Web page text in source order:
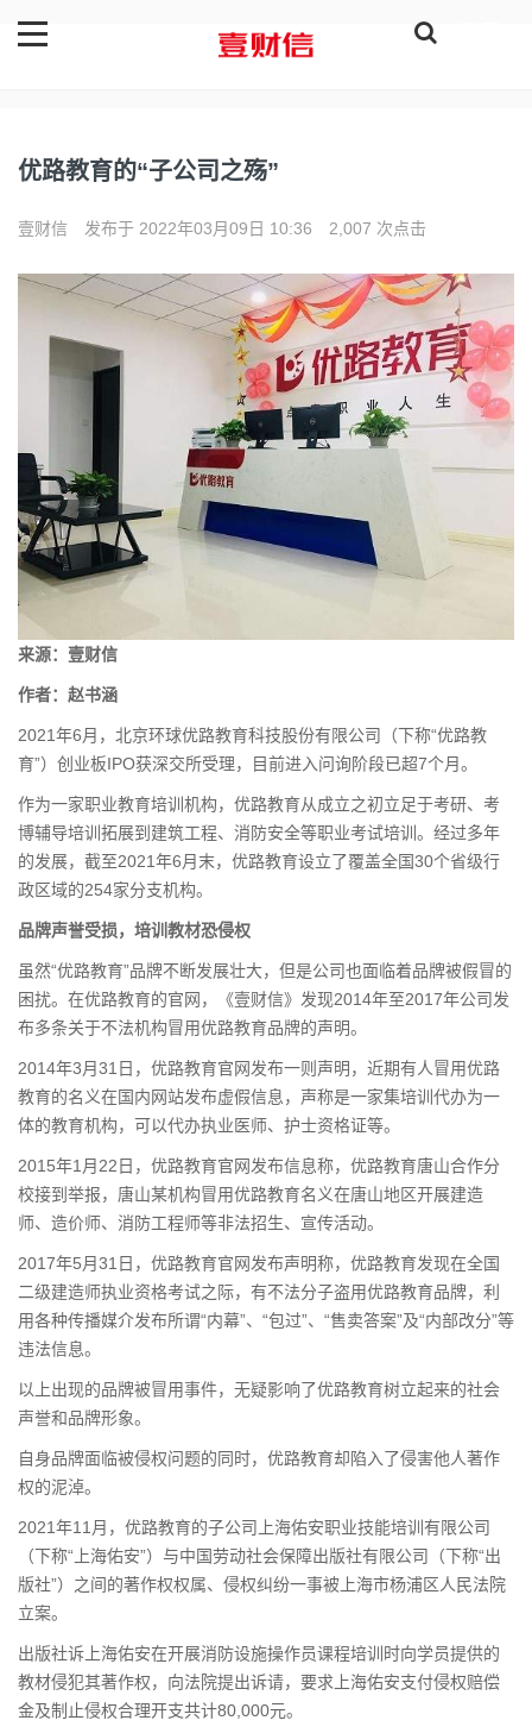
优路教育的“子公司之殇”
壹财信 发布于 2022年03月09日 10:36 2,007 次点击
来源： 壹财信
作者：赵书涵
2021年6月，北京环球优路教育科技股份有限公司（下称“优路教
育”） 创业板IPO获深交所受理，目前进入问询阶段已超7个月。
作为一家职业教育培训机构，优路教育从成立之初立足于考研、考
博辅导培训拓展到建筑工程、消防安全等职业考试培训。经过多年
的发展，截至2021年6月末，优路教育设立了覆盖全国30个省级行
政区域的254家分支机构。
品牌声誉受损，培训教材恐侵权
虽然“优路教育”品牌不断发展壮大，但是公司也面临着品牌被假冒的
困扰。在优路教育的官网，《壹财信》发现2014年至2017年公司发
布多条关于不法机构冒用优路教育品牌的声明。
2014年3月31日，优路教育官网发布一则声明，近期有人冒用优路
教育的名义在国内网站发布虚假信息，声称是一家集培训代办为一
体的教育机构，可以代办执业医师、护士资格证等。
2015年1月22日，优路教育官网发布信息称，优路教育唐山合作分
校接到举报，唐山某机构冒用优路教育名义在唐山地区开展建造
师、造价师、消防工程师等非法招生、宣传活动。
2017年5月31日，优路教育官网发布声明称，优路教育发现在全国
二级建造师执业资格考试之际，有不法分子盗用优路教育品牌，利
用各种传播媒介发布所谓“内幕”、“包过”、“售卖答案”及“内部改分”等
违法信息。
以上出现的品牌被冒用事件，无疑影响了优路教育树立起来的社会
声誉和品牌形象。
自身品牌面临被侵权问题的同时，优路教育却陷入了侵害他人著作
权的泥淖。
2021年11月，优路教育的子公司上海佑安职业技能培训有限公司
（下称“上海佑安”）与中国劳动社会保障出版社有限公司（下称“出
版社”）之间的著作权权属、侵权纠纷一事被上海市杨浦区人民法院
立案。
出版社诉上海佑安在开展消防设施操作员课程培训时向学员提供的
教材侵犯其著作权，向法院提出诉请，要求上海佑安支付侵权赔偿
金及制止侵权合理开支共计80,000元。